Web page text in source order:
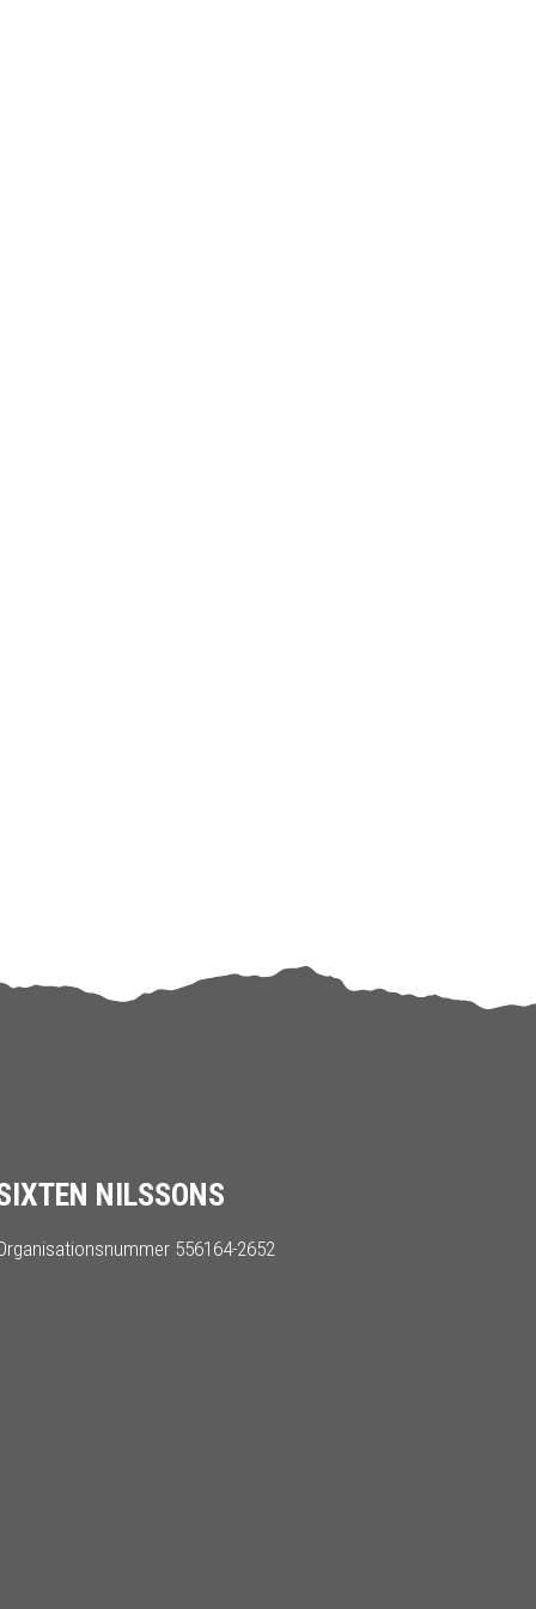
NILSSONS
556164-2652